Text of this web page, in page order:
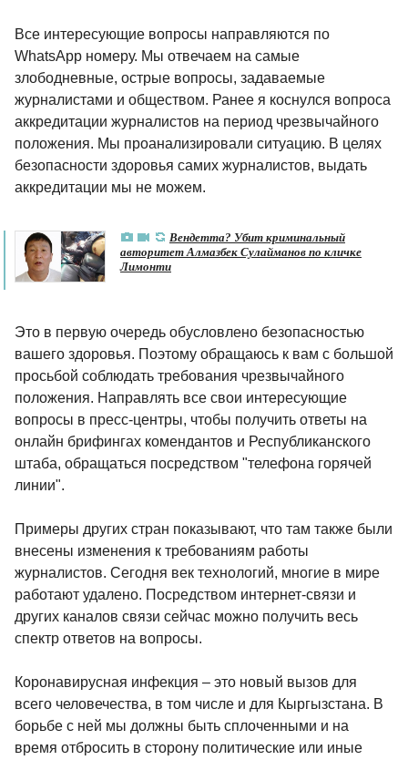
Все интересующие вопросы направляются по
WhatsApр номеру. Мы отвечаем на самые
злободневные, острые вопросы, задаваемые
журналистами и обществом. Ранее я коснулся вопроса
аккредитации журналистов на период чрезвычайного
положения. Мы проанализировали ситуацию. В целях
безопасности здоровья самих журналистов, выдать
аккредитации мы не можем.
Вендетта? Убит криминальный
авторитет Алмазбек Сулайманов по кличке
Лимонти
Это в первую очередь обусловлено безопасностью
вашего здоровья. Поэтому обращаюсь к вам с большой
просьбой соблюдать требования чрезвычайного
положения. Направлять все свои интересующие
вопросы в пресс-центры, чтобы получить ответы на
онлайн брифингах комендантов и Республиканского
штаба, обращаться посредством "телефона горячей
линии".
Примеры других стран показывают, что там также были
внесены изменения к требованиям работы
журналистов. Сегодня век технологий, многие в мире
работают удалено. Посредством интернет-связи и
других каналов связи сейчас можно получить весь
спектр ответов на вопросы.
Коронавирусная инфекция – это новый вызов для
всего человечества, в том числе и для Кыргызстана. В
борьбе с ней мы должны быть сплоченными и на
время отбросить в сторону политические или иные